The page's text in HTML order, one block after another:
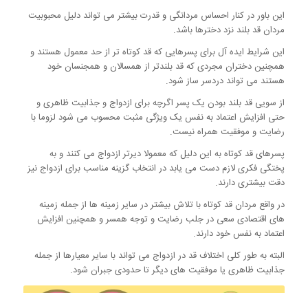
این باور در کنار احساس مردانگی و قدرت بیشتر می تواند دلیل محبوبیت
مردان قد بلند نزد دخترها باشد.
این شرایط ایده آل برای پسرهایی که قد کوتاه تر از حد معمول هستند و
همچنین دختران مجردی که قد بلندتر از همسالان و همجنسان خود
هستند می تواند دردسر ساز شود.
از سویی قد بلند بودن یک پسر اگرچه برای ازدواج و جذابیت ظاهری و
حتی افزایش اعتماد به نفس یک ویژگی مثبت محسوب می شود لزوما با
رضایت و موفقیت همراه نیست.
پسرهای قد کوتاه به این دلیل که معمولا دیرتر ازدواج می کنند و به
پختگی فکری لازم دست می یابد در انتخاب گزینه مناسب برای ازدواج نیز
دقت بیشتری دارند.
در واقع مردان قد کوتاه با تلاش بیشتر در سایر زمینه ها از جمله زمینه
های اقتصادی سعی در جلب رضایت و توجه همسر و همچنین افزایش
اعتماد به نفس خود دارند.
البته به طور کلی اختلاف قد در ازدواج می تواند با سایر معیارها از جمله
جذابیت ظاهری یا موفقیت های دیگر تا حدودی جبران شود.